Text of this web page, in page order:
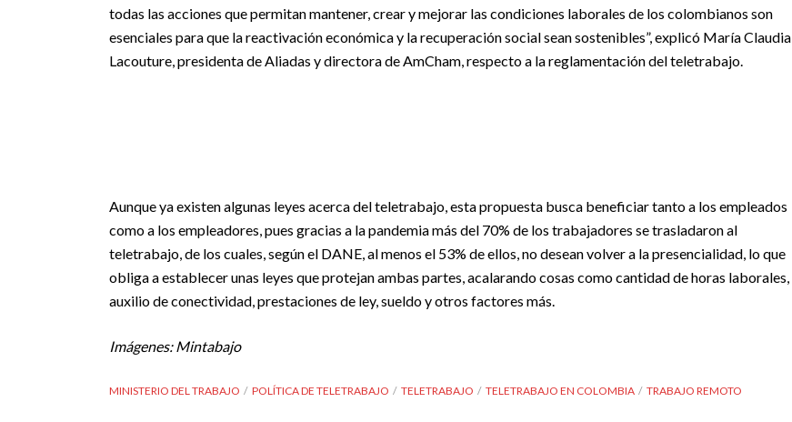
todas las acciones que permitan mantener, crear y mejorar las condiciones laborales de los colombianos son
esenciales para que la reactivación económica y la recuperación social sean sostenibles”, explicó María Claudia
Lacouture, presidenta de Aliadas y directora de AmCham, respecto a la reglamentación del teletrabajo.
Aunque ya existen algunas leyes acerca del teletrabajo, esta propuesta busca beneficiar tanto a los empleados
como a los empleadores, pues gracias a la pandemia más del 70% de los trabajadores se trasladaron al
teletrabajo, de los cuales, según el DANE, al menos el 53% de ellos, no desean volver a la presencialidad, lo que
obliga a establecer unas leyes que protejan ambas partes, acalarando cosas como cantidad de horas laborales,
auxilio de conectividad, prestaciones de ley, sueldo y otros factores más.
Imágenes: Mintabajo
MINISTERIO DEL TRABAJO POLÍTICA DE TELETRABAJO TELETRABAJO TELETRABAJO EN COLOMBIA TRABAJO REMOTO